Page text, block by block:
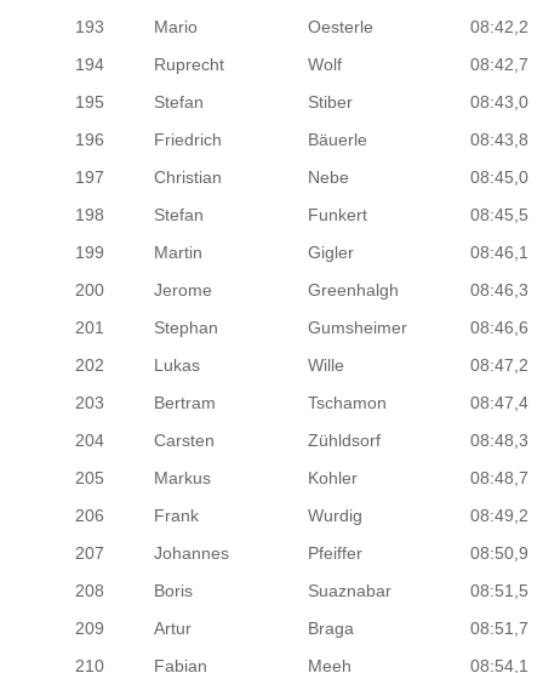
193
Mario Oesterle
08:42,2
194
Ruprecht Wolf
08:42,7
195
Stefan Stiber
08:43,0
196
Friedrich Bäuerle
08:43,8
197
Christian Nebe
08:45,0
198
Stefan Funkert
08:45,5
199
Martin Gigler
08:46,1
200
Jerome Greenhalgh
08:46,3
201
Stephan Gumsheimer
08:46,6
202
Lukas Wille
08:47,2
203
Bertram Tschamon
08:47,4
204
Carsten Zühldsorf
08:48,3
205
Markus Kohler
08:48,7
206
Frank Wurdig
08:49,2
207
Johannes Pfeiffer
08:50,9
208
Boris Suaznabar
08:51,5
209
Artur Braga
08:51,7
210
Fabian Meeh
08:54,1